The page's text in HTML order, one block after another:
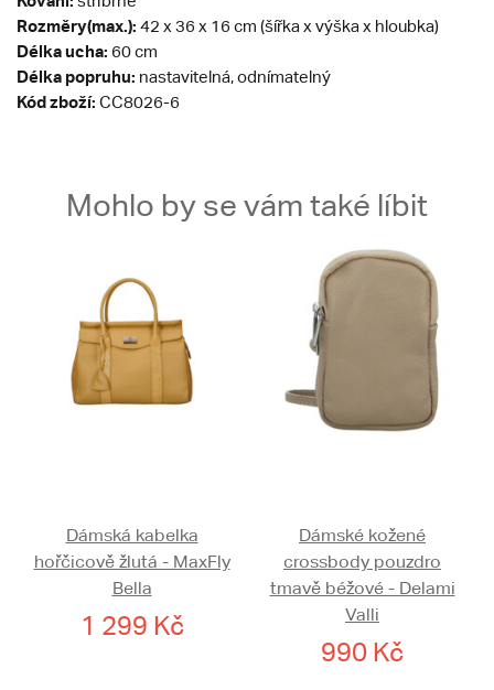
Rozměry(max.): 42 x 36 x 16 cm (šířka x výška x hloubka)
Délka ucha: 60 cm
Délka popruhu: nastavitelná, odnímatelný
Kód zboží: CC8026-6
Mohlo by se vám také líbit
Dámská kabelka
hořčicově žlutá - MaxFly
Bella
1 299 Kč
Dámské kožené
crossbody pouzdro
tmavě béžové - Delami
Valli
990 Kč